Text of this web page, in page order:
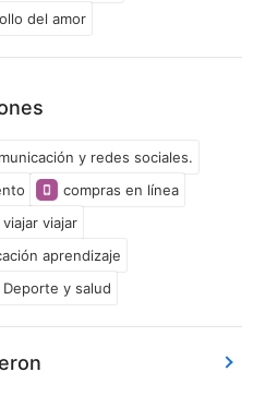
del amor
y redes sociales.
compras en línea
viajar viajar
aprendizaje
Deporte y salud